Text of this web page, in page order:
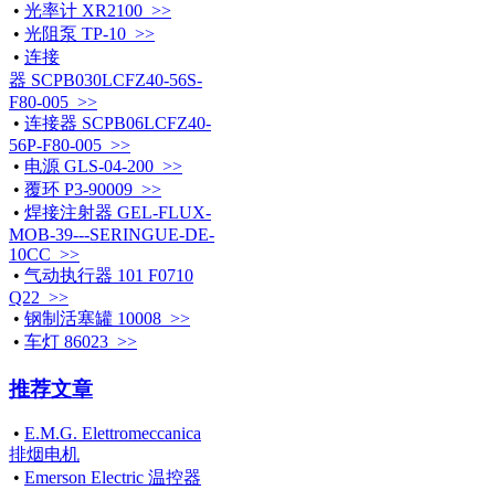
• 光率计 XR2100 >>
• 光阻泵 TP-10 >>
• 连接
器 SCPB030LCFZ40-56S-
F80-005 >>
• 连接器 SCPB06LCFZ40-
56P-F80-005 >>
• 电源 GLS-04-200 >>
• 覆环 P3-90009 >>
• 焊接注射器 GEL-FLUX-
MOB-39---SERINGUE-DE-
10CC >>
• 气动执行器 101 F0710
Q22 >>
• 钢制活塞罐 10008 >>
• 车灯 86023 >>
推荐文章
• E.M.G. Elettromeccanica
排烟电机
• Emerson Electric 温控器